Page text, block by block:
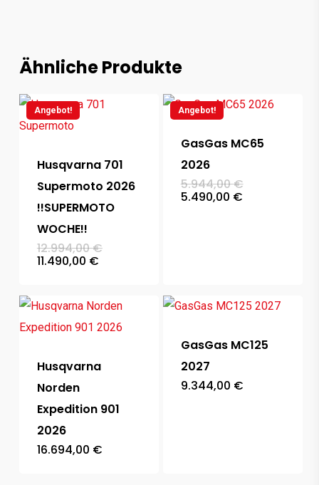
Ähnliche Produkte
Angebot!
Husqvarna 701
Supermoto 2026
!!SUPERMOTO
WOCHE!!
12.994,00€Ursprünglicher
11.490,00 €Aktueller
Angebot!
GasGas MC65
2026
5.944,00€
5.490,00 €Aktueller
Husqvarna
Norden
Expedition 901
2026
16.694,00 €
GasGas MC125
2027
9.344,00 €